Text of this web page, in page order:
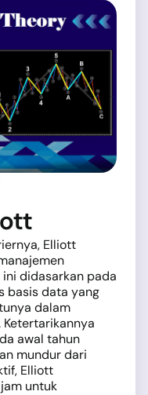
Elliott
didasarkan pada
basis data yang
dalam
awal tahun
mundur dari
Elliott
untuk